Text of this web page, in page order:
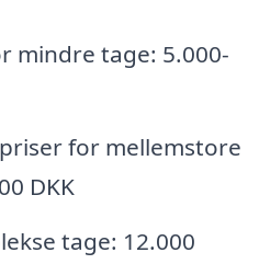
mindre tage: 5.000-
for mellemstore
DKK
tage: 12.000